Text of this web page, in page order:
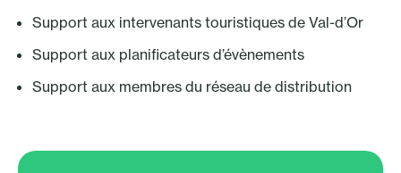
Support aux intervenants touristiques de Val-d’Or
Support aux planificateurs d’évènements
Support aux membres du réseau de distribution